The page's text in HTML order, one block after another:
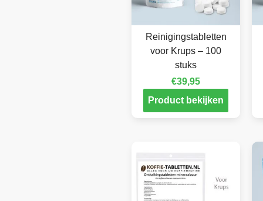
Reinigingstabletten
voor Krups – 100
stuks
€39,95
Product bekijken